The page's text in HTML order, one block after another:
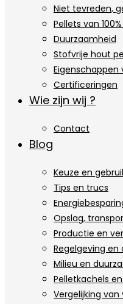
Niet tevreden,
Pellets van
Duurzaamheid
Stofvrije hout
Eigenschappen
Certificeringen
Wie zijn wij ?
Contact
Blog
Keuze en
Tips en trucs
Opslag,
Productie en
Regelgeving en
Milieu en
Pelletkachels
Vergelijking